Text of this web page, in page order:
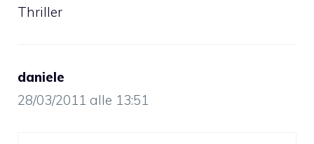
Thriller
daniele
28/03/2011 alle 13:51